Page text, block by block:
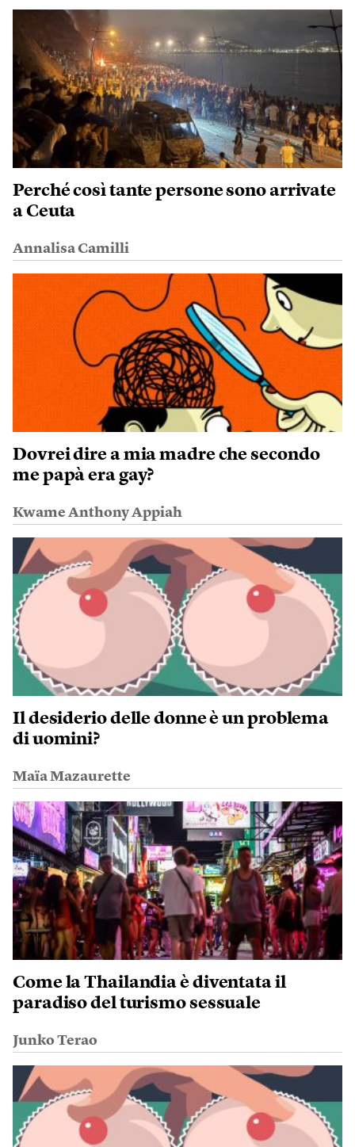
Perché così tante persone sono arrivate
a Ceuta
Annalisa Camilli
Dovrei dire a mia madre che secondo
me papà era gay?
Kwame Anthony Appiah
Il desiderio delle donne è un problema
di uomini?
Maïa Mazaurette
Come la Thailandia è diventata il
paradiso del turismo sessuale
Junko Terao